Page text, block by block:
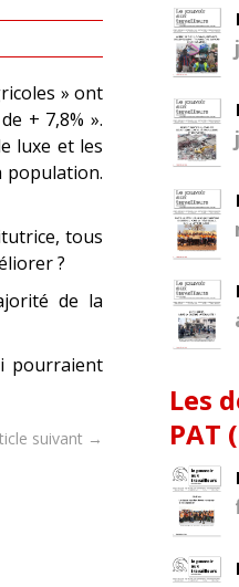
» ont
+ 7,8% ».
luxe et les
population.
tous
?
de la
pourraient
suivant →
Les
PAT